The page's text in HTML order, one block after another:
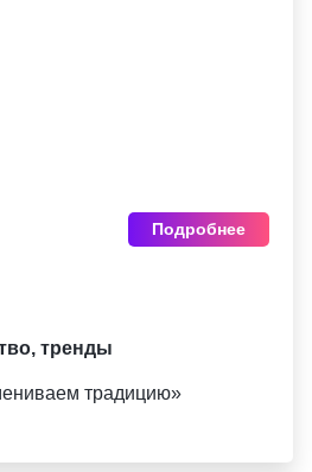
Подробнее
тренды
традицию»